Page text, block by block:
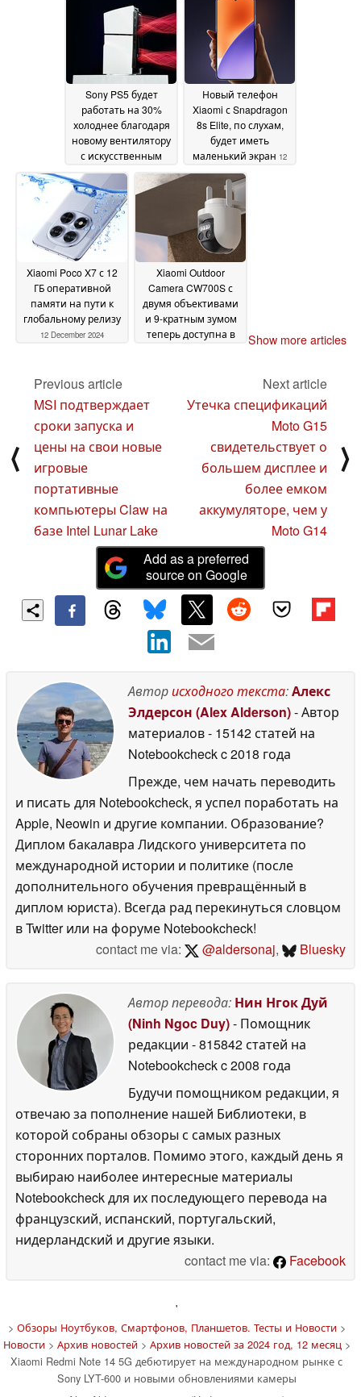
08 January 2025
Sony PS5 будет
работать на 30%
холоднее благодаря
новому вентилятору
с искусственным
интеллектом13
December 2024
Новый телефон
Xiaomi с Snapdragon
8s Elite, по слухам,
будет иметь
маленький экран 12
December 2024
Xiaomi Poco X7 с 12
ГБ оперативной
памяти на пути к
глобальному релизу
12 December 2024
Xiaomi Outdoor
Camera CW700S с
двумя объективами
и 9-кратным зумом
теперь доступна в
Show more articles
⟨
Previous article
MSI подтверждает
сроки запуска и
цены на свои новые
игровые
портативные
компьютеры Claw на
базе Intel Lunar Lake
Next article
Утечка спецификаций
Moto G15
свидетельствует о
большем дисплее и
более емком
аккумуляторе, чем у
Moto G14
⟩
Add as a preferred
source on Google
Авторисходного текста:Алекс
Элдерсон (Alex Alderson)- Автор
материалов- 15142 статей на
Notebookcheckc 2018 года
Прежде, чем начать переводить
и писать для Notebookcheck, я успел поработать на
Apple, Neowin и другие компании. Образование?
Диплом бакалавра Лидского университета по
международной истории и политике (после
дополнительного обучения превращённый в
диплом юриста). Всегда рад перекинуться словцом
в Twitter или на форуме Notebookcheck!
contact me via:
@aldersonaj, Bluesky
Автор перевода: Нин Нгок Дуй
(Ninh Ngoc Duy)- Помощник
редакции - 815842 статей на
Notebookcheckc 2008 года
Будучи помощником редакции, я
отвечаю за пополнение нашей Библиотеки, в
которой собраны обзоры с самых разных
сторонних порталов. Помимо этого, каждый день я
выбираю наиболее интересные материалы
Notebookcheck для их последующего перевода на
французский, испанский, португальский,
нидерландский и другие языки.
contact me via:
Facebook
'
> Обзоры Ноутбуков, Смартфонов, Планшетов. Тесты и Новости>
Новости> Архив новостей> Архив новостей за 2024 год, 12 месяц>
Xiaomi Redmi Note 14 5G дебютирует на международном рынке с
Sony LYT-600 и новыми обновлениями камеры